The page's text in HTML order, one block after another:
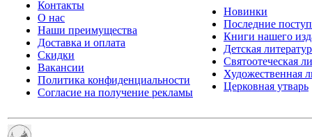
Контакты
О нас
Наши преимущества
Доставка и оплата
Скидки
Вакансии
Политика конфиденциальности
Согласие на получение рекламы
Новинки
Последние
Книги нашего
Детская
Святоотеческая
Художественная
Церковная утварь